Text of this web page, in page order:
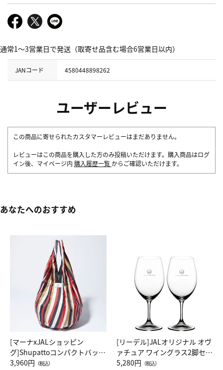
通常1～3営業日で発送（取寄せ品含む場合6営業日以内）
JANコード 4580448898262
ユーザーレビュー
この商品に寄せられたカスタマーレビューはまだありません。
レビューはこの商品を購入した方のみ投稿いただけます。購入商品はログ
イン後、マイページ内 購入履歴一覧 からご確認いただけます。
あなたへのおすすめ
[マーナxJALショッピン
グ]Shupattoコンパクトバッグ
Drop JAL客室乗務員（LC）ス
3,960円 （税込）
[リーデル]JALオリジナル オヴ
ァチュア ワイングラス2脚セッ
ト（レッドワイン）
5,280円 （税込）